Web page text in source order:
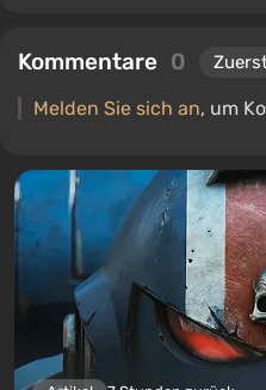
Kommentare 0
Melden Sie sich an, um